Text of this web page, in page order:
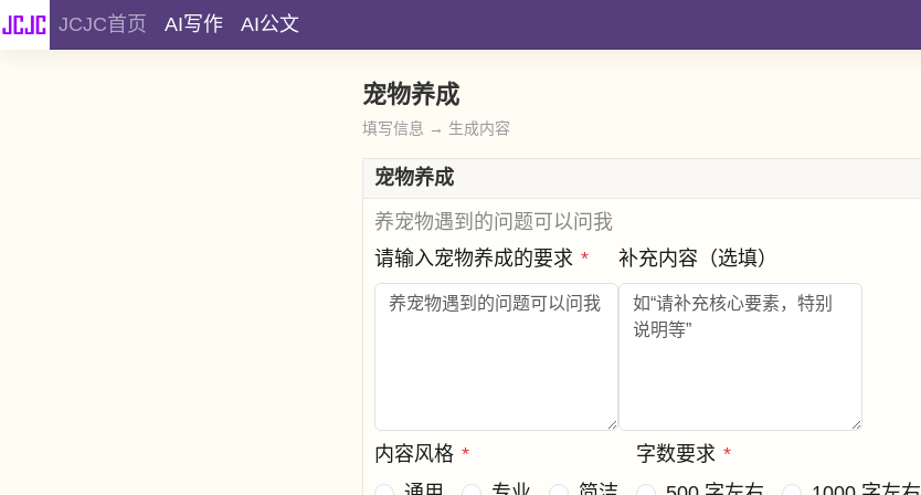
JCJC首页 AI写作 AI公文
宠物养成
填写信息 → 生成内容
宠物养成
养宠物遇到的问题可以问我
请输入宠物养成的要求 * 补充内容（选填）
内容风格 *
字数要求 *